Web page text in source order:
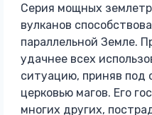
Серия мощных
вулканов
параллельной Земле.
удачнее всех
ситуацию, приняв под
церковью магов. Его
многих других,